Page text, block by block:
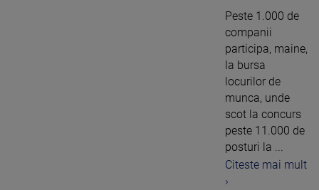
Peste 1.000 de
companii
participa, maine,
la bursa
locurilor de
munca, unde
scot la concurs
peste 11.000 de
posturi la ...
Citeste mai mult
›